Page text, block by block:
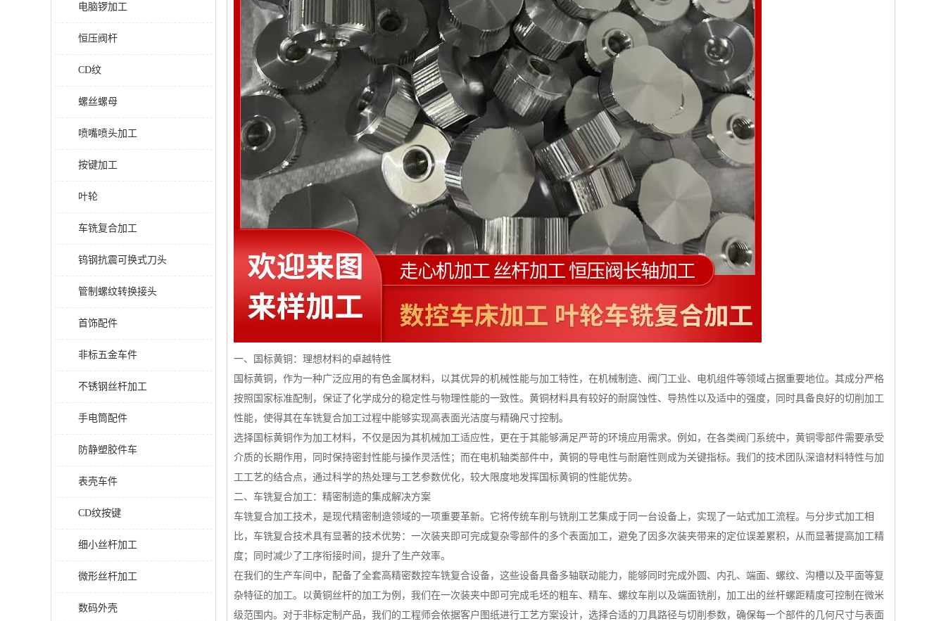
电脑锣加工
恒压阀杆
CD纹
螺丝螺母
喷嘴喷头加工
按键加工
叶轮
车铣复合加工
钨钢抗震可换式刀头
管制螺纹转换接头
首饰配件
非标五金车件
不锈钢丝杆加工
手电筒配件
防静塑胶件车
表壳车件
CD纹按键
细小丝杆加工
微形丝杆加工
数码外壳
一、国标黄铜：理想材料的卓越特性
国标黄铜，作为一种广泛应用的有色金属材料，以其优异的机械性能与加工特性，在机械制造、阀门工业、电机组件等领域占据重要地位。其成分严格
按照国家标准配制，保证了化学成分的稳定性与物理性能的一致性。黄铜材料具有较好的耐腐蚀性、导热性以及适中的强度，同时具备良好的切削加工
性能，使得其在车铣复合加工过程中能够实现高表面光洁度与精确尺寸控制。
选择国标黄铜作为加工材料，不仅是因为其机械加工适应性，更在于其能够满足严苛的环境应用需求。例如，在各类阀门系统中，黄铜零部件需要承受
介质的长期作用，同时保持密封性能与操作灵活性；而在电机轴类部件中，黄铜的导电性与耐磨性则成为关键指标。我们的技术团队深谙材料特性与加
工工艺的结合点，通过科学的热处理与工艺参数优化，较大限度地发挥国标黄铜的性能优势。
二、车铣复合加工：精密制造的集成解决方案
车铣复合加工技术，是现代精密制造领域的一项重要革新。它将传统车削与铣削工艺集成于同一台设备上，实现了一站式加工流程。与分步式加工相
比，车铣复合技术具有显著的技术优势：一次装夹即可完成复杂零部件的多个表面加工，避免了因多次装夹带来的定位误差累积，从而显著提高加工精
度；同时减少了工序衔接时间，提升了生产效率。
在我们的生产车间中，配备了全套高精密数控车铣复合设备，这些设备具备多轴联动能力，能够同时完成外圆、内孔、端面、螺纹、沟槽以及平面等复
杂特征的加工。以黄铜丝杆的加工为例，我们在一次装夹中即可完成毛坯的粗车、精车、螺纹车削以及端面铣削，加工出的丝杆螺距精度可控制在微米
级范围内。对于非标定制产品，我们的工程师会依据客户图纸进行工艺方案设计，选择合适的刀具路径与切削参数，确保每一个部件的几何尺寸与表面